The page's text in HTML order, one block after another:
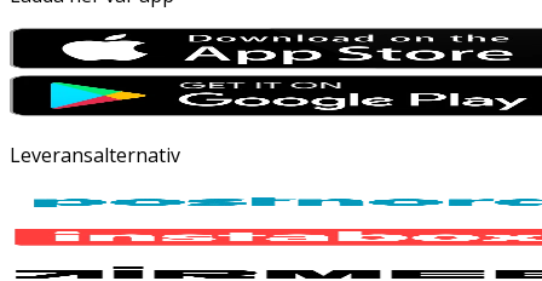
Leveransalternativ